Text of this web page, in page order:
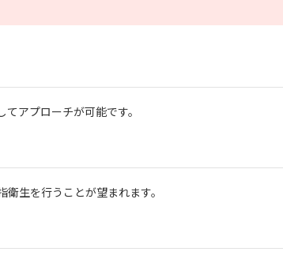
アプローチが可能です。
生を行うことが望まれます。